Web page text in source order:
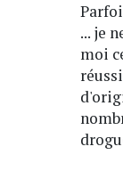
... je
moi